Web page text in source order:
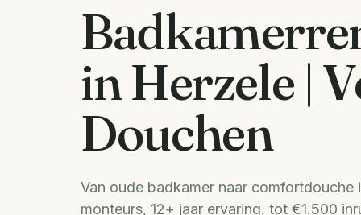
in Herzele |
Douchen
Van oude badkamer naar comfortdouche
monteurs, 12+ jaar ervaring, tot €1.500